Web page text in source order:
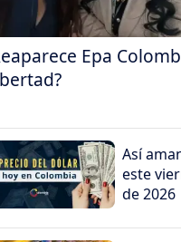
Epa
Así
este
de 2026